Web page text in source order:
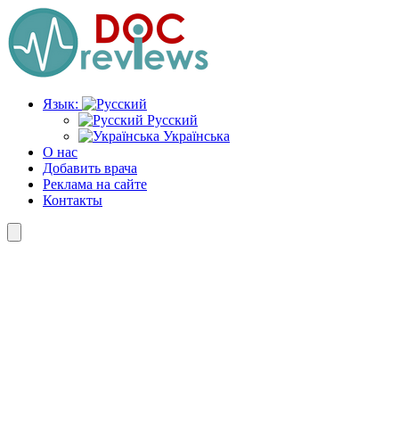
Перейти
к
содержимому
Язык:
Русский
Українська
О нас
Добавить врача
Реклама на сайте
Контакты